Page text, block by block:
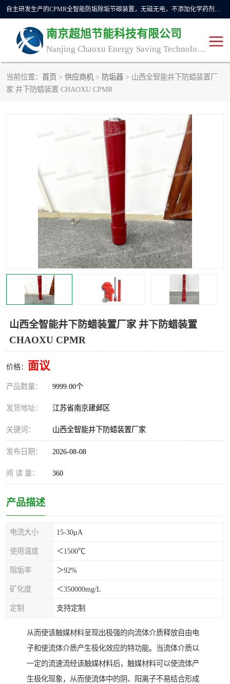
自主研发生产的CPMR全智能防垢除垢节碳装置，无磁无电，不添加化学药剂，*了国内纯物理除垢技术领域空白，其性能处于国际领先水平。广泛应用于石油炼化、钢铁冶炼、电力、煤矿、化工、供暖、压铸、汽车制造、涉水家电等行业。
南京超旭节能科技有限公司
Nanjing Chaoxu Energy Saving Technology Co., Ltd
当前位置： 首页 > 供应商机 > 防垢器 > 山西全智能井下防蜡装置厂
家 井下防蜡装置 CHAOXU CPMR
山西全智能井下防蜡装置厂家 井下防蜡装置
CHAOXU CPMR
价格： 面议
产品数量： 9999.00个
发货地址： 江苏省南京建邺区
关键词： 山西全智能井下防蜡装置厂家
发布日期： 2026-08-08
阅 读 量： 360
产品描述
电流大小 15-30μA
使用温度 ＜1500℃
阻垢率 ＞92%
矿化度 ＜350000mg/L
定制 支持定制
从而使该触媒材料呈现出极强的向流体介质释放自由电
子和使流体介质产生极化效应的特功能。当流体介质以
一定的流速流经该触媒材料后，触媒材料可以使流体产
生极化现象，从而使流体中的阴、阳离子不易结合形成
CPMR
物理防垢器生产制造商
防垢除垢 防蜡除蜡
防垢器 CPMR商用防垢器/家用防
垢器
工业除垢 清碳燃油催化器